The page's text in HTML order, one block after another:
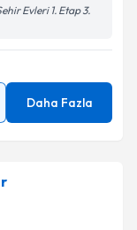
Evleri 1. Etap 3.
Daha Fazla